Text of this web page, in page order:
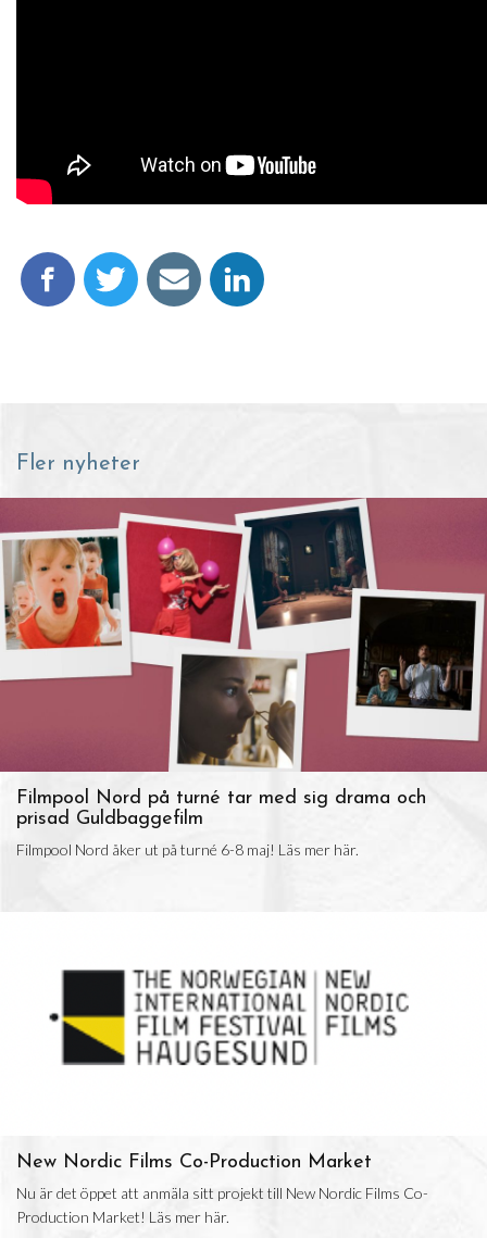
Fler nyheter
Filmpool Nord på turné tar med sig drama och
prisad Guldbaggefilm
Filmpool Nord åker ut på turné 6-8 maj! Läs mer här.
New Nordic Films Co-Production Market
Nu är det öppet att anmäla sitt projekt till New Nordic Films Co-
Production Market! Läs mer här.